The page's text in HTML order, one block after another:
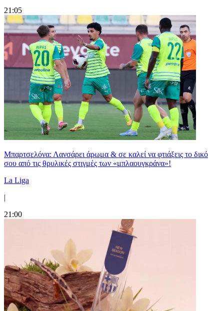
21:05
Μπαρτσελόνα: Λανσάρει άρωμα & σε καλεί να φτιάξεις το δικό
σου από τις θρυλικές στιγμές των «μπλαουγκράνα»!
La Liga
|
21:00